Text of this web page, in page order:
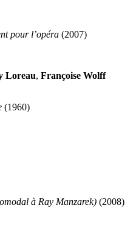
pour l’opéra (2007)
Loreau, Françoise Wolff
(1960)
à Ray Manzarek) (2008)